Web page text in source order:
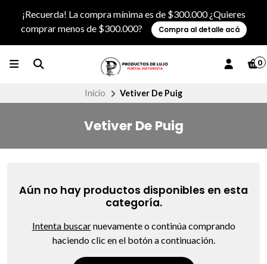
¡Recuerda! La compra mínima es de $300.000 ¿Quieres
comprar menos de $300.000?
Compra al detalle acá
0
Inicio Vetiver De Puig
Vetiver De Puig
Aún no hay productos disponibles en esta
categoría.
Intenta buscarnuevamente o continúa comprando
haciendo clic en el botón a continuación.